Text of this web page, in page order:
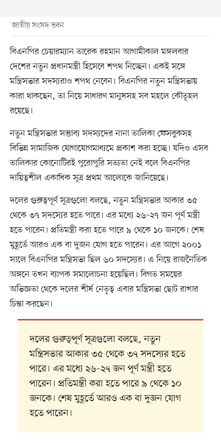
জাতীয় সংসদ ভবন
বিএনপির চেয়ারম্যান তারেক রহমান আগামীকাল মঙ্গলবার
দেশের নতুন প্রধানমন্ত্রী হিসেবে শপথ নিচ্ছেন। একই সঙ্গে
মন্ত্রিসভার সদস্যরাও শপথ নেবেন। বিএনপির নতুন মন্ত্রিসভায়
কারা থাকছেন, তা নিয়ে সাধারণ মানুষসহ সব মহলে কৌতূহল
রয়েছে।
নতুন মন্ত্রিসভার সম্ভাব্য সদস্যদের নানা তালিকা ফেসবুকসহ
বিভিন্ন সামাজিক যোগাযোগমাধ্যমে প্রকাশ করা হচ্ছে। যদিও এসব
তালিকার কোনোটিরই পুরোপুরি সত্যতা নেই বলে বিএনপির
দায়িত্বশীল একাধিক সূত্র প্রথম আলোকে জানিয়েছে।
দলের গুরুত্বপূর্ণ সূত্রগুলো বলছে, নতুন মন্ত্রিসভার আকার ৩৫
থেকে ৩৭ সদস্যের হতে পারে। এর মধ্যে ২৬–২৭ জন পূর্ণ মন্ত্রী
হতে পারেন। প্রতিমন্ত্রী করা হতে পারে ৯ থেকে ১০ জনকে। শেষ
মুহূর্তে আরও এক বা দুজন যোগ হতে পারেন। এর আগে ২০০১
সালে বিএনপির মন্ত্রিসভা ছিল ৬০ সদস্যের। এ নিয়ে রাজনৈতিক
অঙ্গনে তখন ব্যাপক সমালোচনা হয়েছিল। বিগত সময়ের
অভিজ্ঞতা থেকে দলের শীর্ষ নেতৃত্ব এবার মন্ত্রিসভা ছোট রাখার
চিন্তা করছেন।
দলের গুরুত্বপূর্ণ সূত্রগুলো বলছে, নতুন
মন্ত্রিসভার আকার ৩৫ থেকে ৩৭ সদস্যের হতে
পারে। এর মধ্যে ২৬–২৭ জন পূর্ণ মন্ত্রী হতে
পারেন। প্রতিমন্ত্রী করা হতে পারে ৯ থেকে ১০
জনকে। শেষ মুহূর্তে আরও এক বা দুজন যোগ
হতে পারেন।